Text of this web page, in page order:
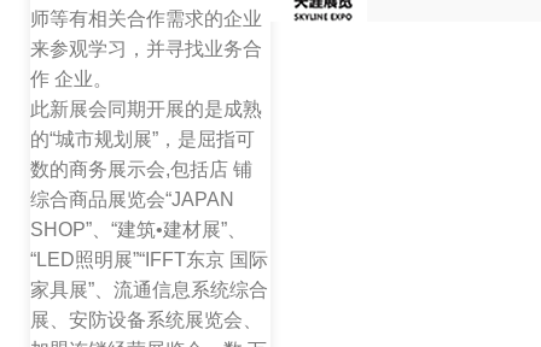
师等有相关合作需求的企业
来参观学习，并寻找业务合
作 企业。
此新展会同期开展的是成熟
的“城市规划展”，是屈指可
数的商务展示会,包括店 铺
综合商品展览会“JAPAN
SHOP”、“建筑•建材展”、
“LED照明展”“IFFT东京 国际
家具展”、流通信息系统综合
展、安防设备系统展览会、